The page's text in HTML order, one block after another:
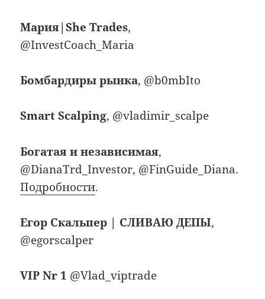
Мария|She Trades,
@InvestCoach_Maria
Бомбардиры рынка, @b0mbIto
Smart Scalping, @vladimir_scalpe
Богатая и независимая,
@DianaTrd_Investor, @FinGuide_Diana.
Подробности.
Егор Скальпер | СЛИВАЮ ДЕПЫ,
@egorscalper
VIP Nr 1 @Vlad_viptrade